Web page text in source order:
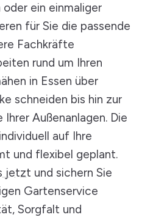
ein einmaliger
für Sie die passende
Fachkräfte
rund um Ihren
in Essen über
schneiden bis hin zur
Außenanlagen. Die
auf Ihre
und flexibel geplant.
jetzt und sichern Sie
Gartenservice
Sorgfalt und